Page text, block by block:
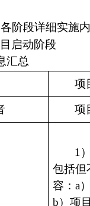
阶段详细实施
启动阶段
汇总
项
项
1
包括但
容：a
b）项